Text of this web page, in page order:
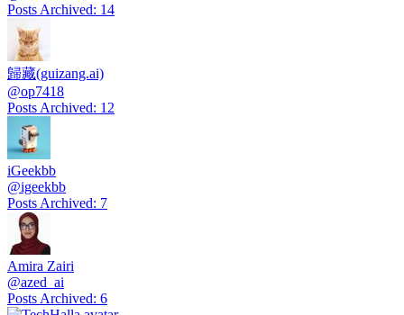
Posts Archived: 14
歸藏(guizang.ai)
@op7418
Posts Archived: 12
iGeekbb
@igeekbb
Posts Archived: 7
Amira Zairi
@azed_ai
Posts Archived: 6